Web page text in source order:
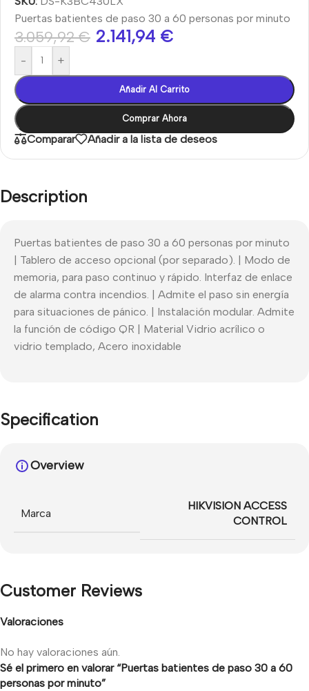
Puertas batientes de paso 30 a 60 personas por minuto
3.059,92€ 2.141,94 €
- +
Añadir Al Carrito
Comprar Ahora
Comparar Añadir a la lista de deseos
Description
Puertas batientes de paso 30 a 60 personas por minuto
| Tablero de acceso opcional (por separado). | Modo de
memoria, para paso continuo y rápido. Interfaz de enlace
de alarma contra incendios. | Admite el paso sin energía
para situaciones de pánico. | Instalación modular. Admite
la función de código QR | Material Vidrio acrílico o
vidrio templado, Acero inoxidable
Specification
Overview
Marca
HIKVISION ACCESS
CONTROL
Customer Reviews
Valoraciones
No hay valoraciones aún.
Sé el primero en valorar “Puertas batientes de paso 30 a 60
personas por minuto”